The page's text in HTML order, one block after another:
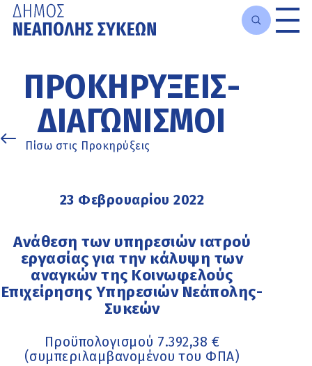
κυρίως
περιεχόμενο
ΠΡΟΚΗΡΎΞΕΙΣ-
ΔΙΑΓΩΝΙΣΜΟΊ
Πίσω στις Προκηρύξεις
23 Φεβρουαρίου 2022
Ανάθεση των υπηρεσιών ιατρού
εργασίας για την κάλυψη των
αναγκών της Κοινωφελούς
Επιχείρησης Υπηρεσιών Νεάπολης-
Συκεών
Προϋπολογισμού 7.392,38 €
(συμπεριλαμβανομένου του ΦΠΑ)